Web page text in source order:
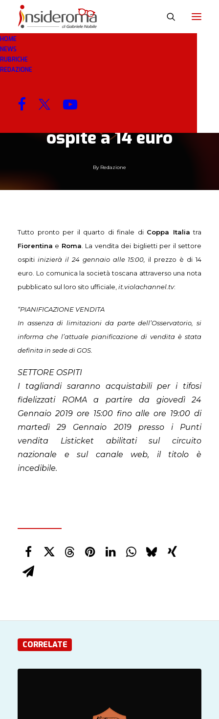
HOME
NEWS
RUBRICHE
REDAZIONE
Fiorentina venderà i
ospite a 14 euro
By Redazione
Tutto pronto per il quarto di finale di Coppa Italia tra
Fiorentina e Roma . La vendita dei biglietti per il settore
ospiti inizierà il 24 gennaio alle 15:00,
il prezzo è di 14
euro. Lo comunica la società toscana attraverso una nota
pubblicato sul loro sito ufficiale, it.violachannel.tv:
“PIANIFICAZIONE VENDITA
In assenza di limitazioni da parte dell’Osservatorio, si
informa che l’attuale pianificazione di vendita è stata
definita in sede di GOS.
SETTORE OSPITI
I tagliandi saranno acquistabili per i tifosi
fidelizzati ROMA a partire da giovedì 24
Gennaio 2019 ore 15:00 fino alle ore 19:00 di
martedì 29 Gennaio 2019 presso i Punti
vendita Listicket abilitati sul circuito
nazionale e sul canale web, il titolo è
incedibile.
CORRELATE